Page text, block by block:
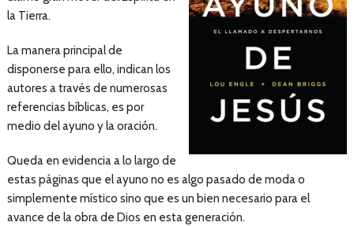
la Tierra.
La manera principal de
disponerse para ello, indican los
autores a través de numerosas
referencias bíblicas, es por
medio del ayuno y la oración.
Queda en evidencia a lo largo de
estas páginas que el ayuno no es algo pasado de moda o
simplemente místico sino que es un bien necesario para el
avance de la obra de Dios en esta generación.